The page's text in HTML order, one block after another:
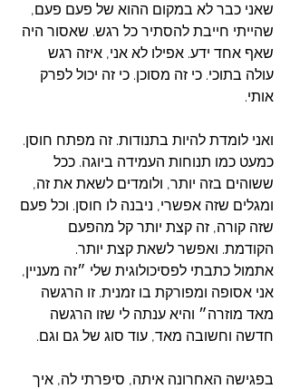
שאני כבר לא במקום ההוא של פעם פעם,
שהייתי חייבת להסתיר כל רגש. שאסור היה
שאף אחד ידע. אפילו לא אני, איזה רגש
עולה בתוכי. כי זה מסוכן. כי זה יכול לפרק
אותי.
ואני לומדת להיות בתנודות. זה מפתח חוסן.
כמעט כמו תנוחות העמידה ביוגה. ככל
ששוהים בזה יותר, ולומדים לשאת את זה,
ומגלים שזה אפשרי, ניבנה לו חוסן. וכל פעם
שזה קורה, זה קצת יותר קל מהפעם
הקודמת. ואפשר לשאת קצת יותר.
אתמול כתבתי לפסיכולוגית שלי ״זה מעניין,
אני אסופה ומפורקת בו זמנית. זו הרגשה
מאד מוזרה״ והיא ענתה לי שזו הרגשה
חדשה וחשובה מאד, עוד סוג של גם וגם.
בפגישה האחרונה איתה, סיפרתי לה, איך